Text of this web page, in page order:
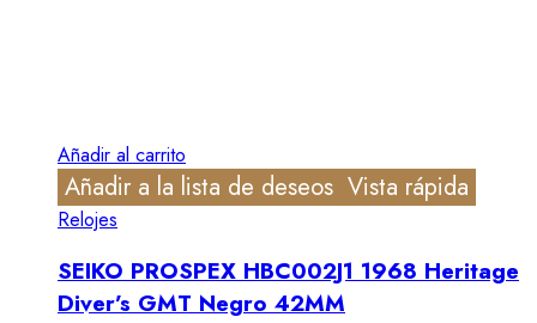
Añadir al carrito
Añadir a la lista de deseos Vista rápida
Relojes
SEIKO PROSPEX HBC002J1 1968 Heritage
Diver’s GMT Negro 42MM